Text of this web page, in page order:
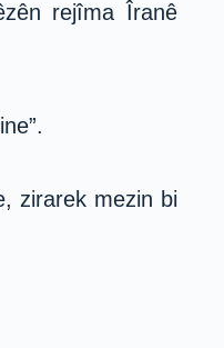
rejîma Îranê
zirarek mezin bi